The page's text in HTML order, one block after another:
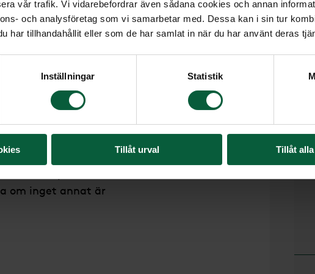
vår trafik. Vi vidarebefordrar även sådana cookies och annan
och analysföretag som vi samarbetar med. Dessa kan i sin tur
har tillhandahållit eller som de har samlat in när du har använt deras
Inställningar Statistik
Tillåt urval Tillåt
om klädsel
i en lokaltidning,
Vi publicerar alltid
om inget annat är